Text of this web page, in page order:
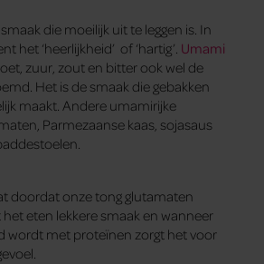
die moeilijk uit te leggen is. In
het ‘heerlijkheid’ of ‘hartig’. Umami
zuur, zout en bitter ook wel de
Het is de smaak die gebakken
maakt. Andere umamirijke
Parmezaanse kaas, sojasaus
doordat onze tong glutamaten
eten lekkere smaak en wanneer
wordt met proteïnen zorgt het voor